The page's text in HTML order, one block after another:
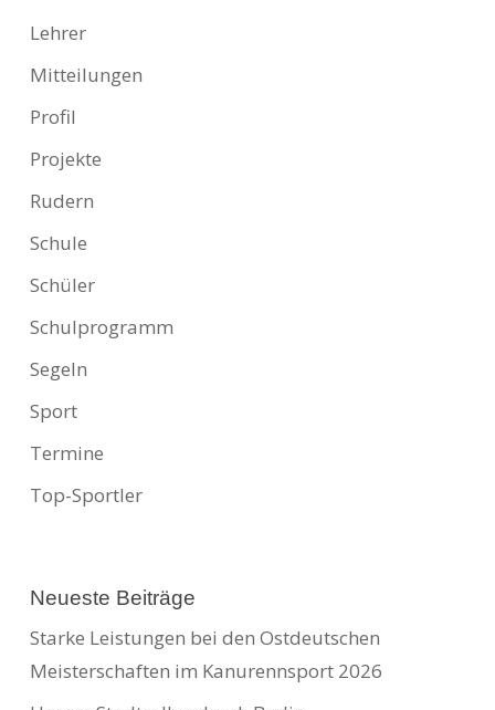
Lehrer
Mitteilungen
Profil
Projekte
Rudern
Schule
Schüler
Schulprogramm
Segeln
Sport
Termine
Top-Sportler
Neueste Beiträge
Starke Leistungen bei den Ostdeutschen
Meisterschaften im Kanurennsport 2026